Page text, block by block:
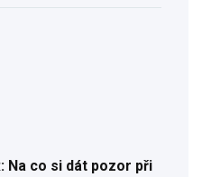
Na co si dát pozor při